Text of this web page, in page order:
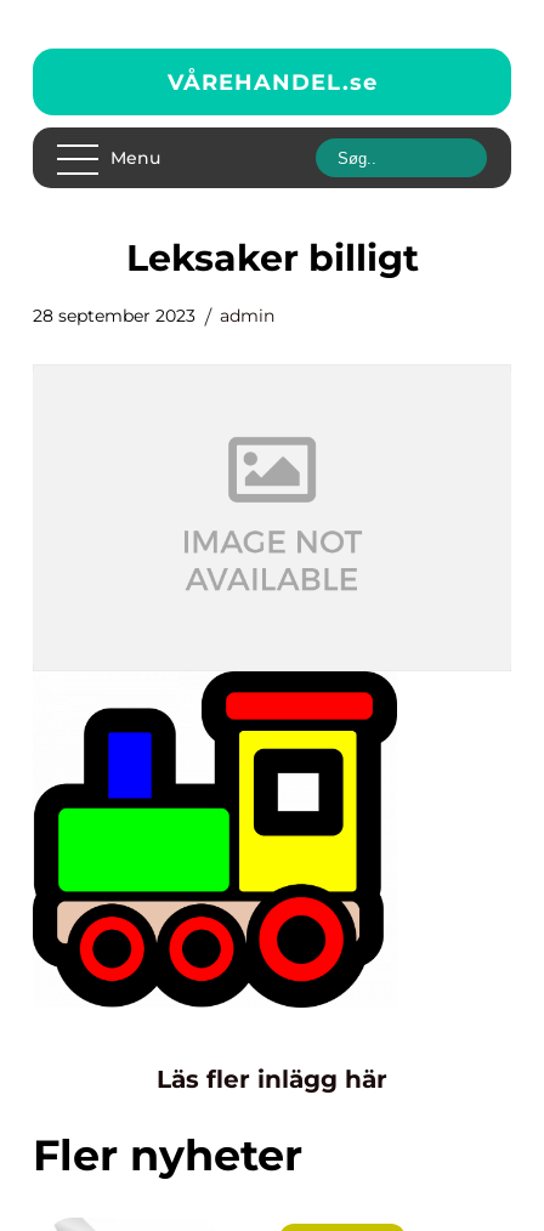
VÅREHANDEL.se
Menu
leksaker billigt
28 september 2023 admin
Läs fler inlägg här
Fler nyheter